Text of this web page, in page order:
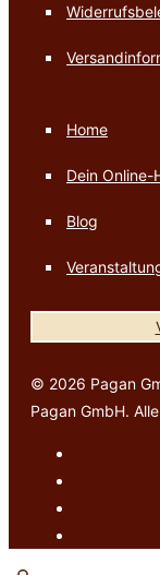
Home
Dein Online-
Blog
© 2026 Pagan
Pagan GmbH.